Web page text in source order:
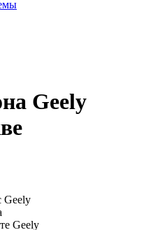
Geely
Geely
Geely